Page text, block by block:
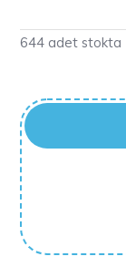
644 adet stokta